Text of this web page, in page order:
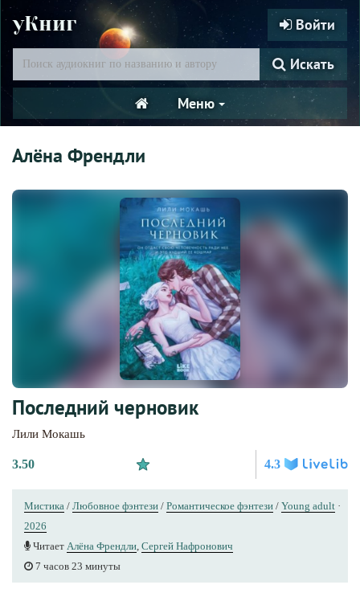
уКниг Войти
Искать
Меню
Алёна Френдли
Последний черновик
Лили Мокашь
3.50 4.3
Мистика / Любовное фэнтези / Романтическое фэнтези / Young adult ·
2026
Читает Алёна Френдли Сергей Нафронович
7 часов 23 минуты